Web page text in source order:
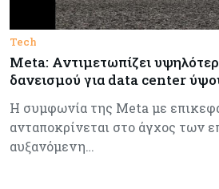
Tech
Meta: Αντιμετωπίζει
δανεισμού για data center
Η συμφωνία της Meta με
ανταποκρίνεται στο άγχος των
αυξανόμενη…